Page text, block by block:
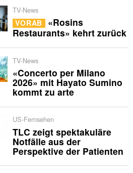
TV-News
VORAB «Rosins
Restaurants» kehrt zurück
TV-News
«Concerto per Milano
2026» mit Hayato Sumino
kommt zu arte
US-Fernsehen
TLC zeigt spektakuläre
Notfälle aus der
Perspektive der Patienten